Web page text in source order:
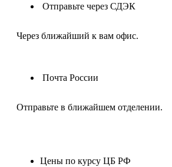
Отправьте через СДЭК
Через ближайший к вам офис.
Почта России
Отправьте в ближайшем отделении.
Цены по курсу ЦБ РФ